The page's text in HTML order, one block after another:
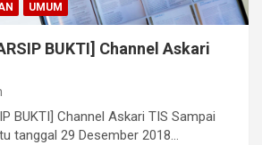
UMUM
BUKTI] Channel Askari
BUKTI] Channel Askari TIS Sampai
tanggal 29 Desember 2018…